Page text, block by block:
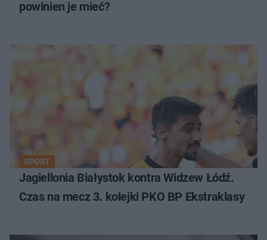
powinien je mieć?
SPORT
Jagiellonia Białystok kontra Widzew Łódź.
Czas na mecz 3. kolejki PKO BP Ekstraklasy